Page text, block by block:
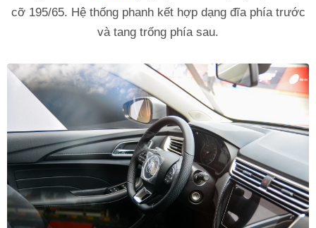
cỡ 195/65. Hệ thống phanh kết hợp dạng đĩa phía trước
và tang trống phía sau.